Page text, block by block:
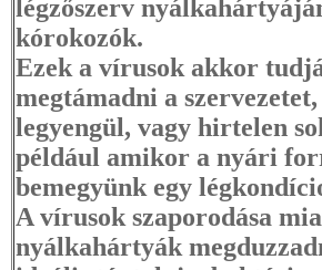
légzőszerv
kórokozók.
Ezek a vírusok akkor
megtámadni a szervezetet,
legyengül, vagy hirtelen
például amikor a nyári
bemegyünk egy
A vírusok szaporodása
nyálkahártyák